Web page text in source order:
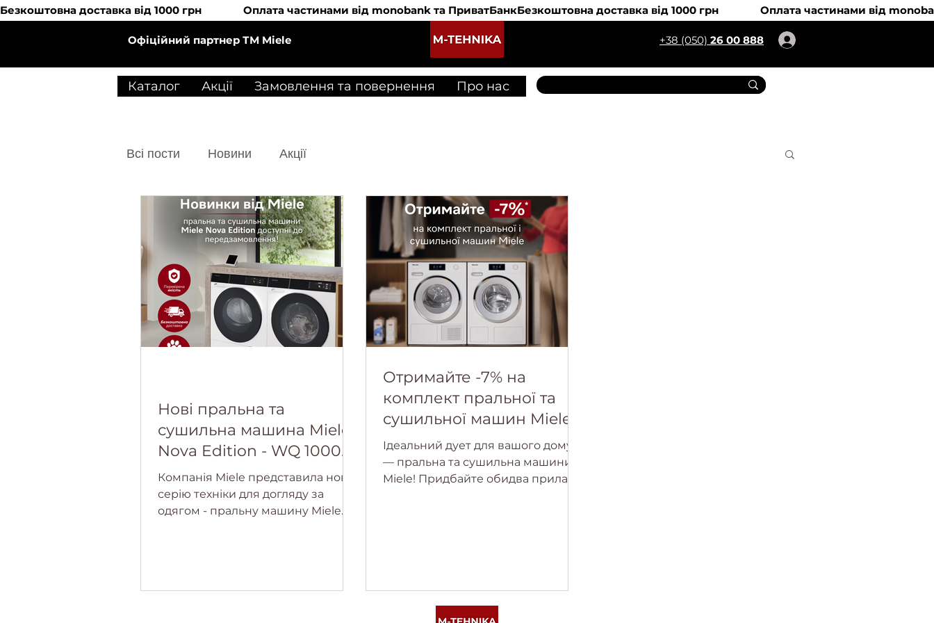
Безкоштовна доставка від 1000 грн               Оплата частинами від monobank та ПриватБанк
Офіційний партнер ТМ Miele +38 (050) 26 00 888
Каталог Акції Замовлення та повернення Про нас
Всі пости Новини Акції
Нові пральна та
сушильна машина Miele
Nova Edition - WQ 1000
WPS і TQ 1000 WP
доступні до
передзамовлення!
Компанія Miele представила нову
серію техніки для догляду за
одягом - пральну машину Miele
Отримайте -7% на
комплект пральної та
сушильної машин Miele!
Ідеальний дует для вашого дому
— пральна та сушильна машини
Miele! Придбайте обидва прилади